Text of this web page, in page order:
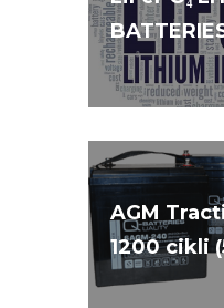
AGM
1200 cikli